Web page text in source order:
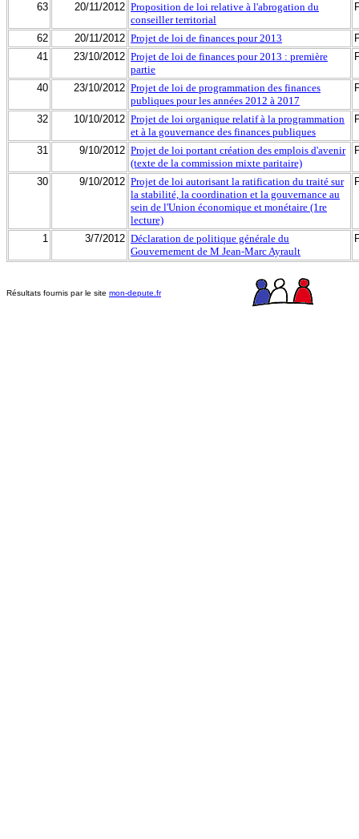
63 20/11/2012 Proposition de loi relative à l'abrogation du
conseiller territorial
62 20/11/2012 Projet de loi de finances pour 2013
41
23/10/2012 Projet de loi de finances pour 2013 : première
partie
40 23/10/2012 Projet de loi de programmation des finances
publiques pour les années 2012 à 2017
32 10/10/2012 Projet de loi organique relatif à la programmation
et à la gouvernance des finances publiques
31 9/10/2012 Projet de loi portant création des emplois d'avenir
(texte de la commission mixte paritaire)
30 9/10/2012 Projet de loi autorisant la ratification du traité sur
la stabilité, la coordination et la gouvernance au
sein de l'Union économique et monétaire (1re
lecture)
1 3/7/2012 Déclaration de politique générale du
Gouvernement de M Jean-Marc Ayrault
Résultats fournis par le site mon-depute.fr